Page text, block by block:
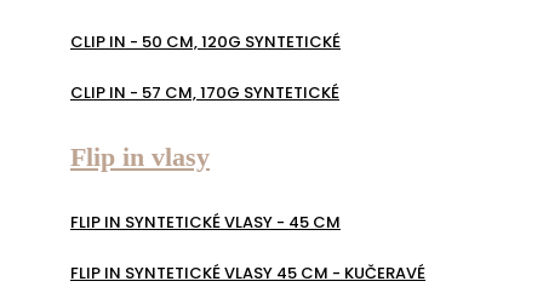
CLIP IN - 50 CM, 120G SYNTETICKÉ
CLIP IN - 57 CM, 170G SYNTETICKÉ
Flip in vlasy
FLIP IN SYNTETICKÉ VLASY - 45 CM
FLIP IN SYNTETICKÉ VLASY 45 CM - KUČERAVÉ